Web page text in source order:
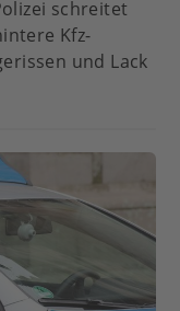
schreitet
Kfz-
und Lack